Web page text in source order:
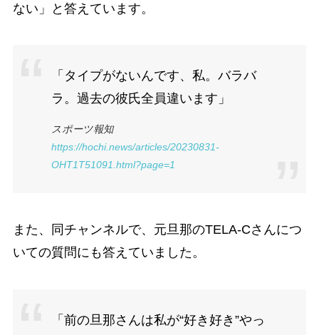
ない」と答えています。
「タイプがないんです、私。バラバ
ラ。過去の彼氏全員違います」
スポーツ報知
https://hochi.news/articles/20230831-
OHT1T51091.html?page=1
また、同チャンネルで、元旦那のTELA-Cさんにつ
いての質問にも答えていました。
「前の旦那さんは私が“好き好き”やっ